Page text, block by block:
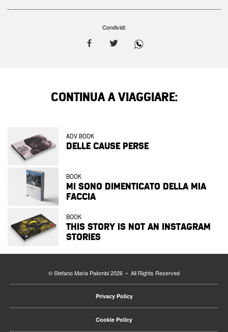
Condividi:
CONTINUA A VIAGGIARE:
ADV BOOK
DELLE CAUSE PERSE
BOOK
MI SONO DIMENTICATO DELLA MIA
FACCIA
BOOK
THIS STORY IS NOT AN INSTAGRAM
STORIES
© Stefano Maria Palombi 2026 • All Rights Reserved
Privacy Policy
Cookie Policy